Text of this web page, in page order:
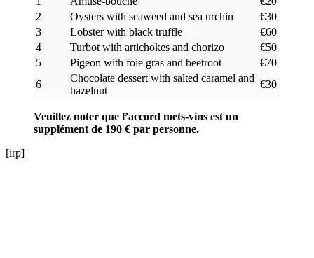
2
Oysters with seaweed and sea urchin
€30
3
Lobster with black truffle
€60
4
Turbot with artichokes and chorizo
€50
5
Pigeon with foie gras and beetroot
€70
6
Chocolate dessert with salted caramel and
hazelnut
€30
Veuillez noter que l’accord mets-vins est un
supplément de 190 € par personne.
[irp]